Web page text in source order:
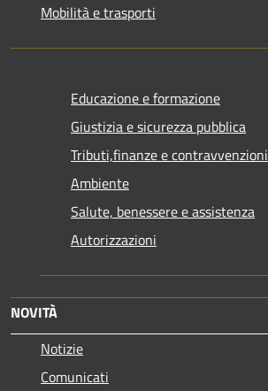
Mobilità e trasporti
Educazione e formazione
Giustizia e sicurezza pubblica
Tributi,finanze e contravvenzioni
Ambiente
Salute, benessere e assistenza
Autorizzazioni
NOVITÀ
Notizie
Comunicati